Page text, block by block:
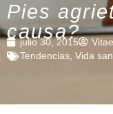
Pies
causa?
julio 30, 2015
Tendencias Vida